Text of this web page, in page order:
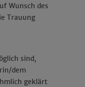
Wunsch des
Trauung
sind,
dem
geklärt